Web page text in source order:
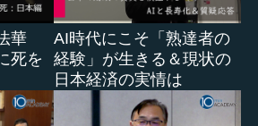
治は、衆議院で単独もしくは連立
条件だと教科書に書いてきました。
も、参議院で多数を握らないと、法
に特例公債などを人質に取られ
華
死を
AI時代にこそ「熟達者の
経験」が生きる＆現状の
日本経済の実情は